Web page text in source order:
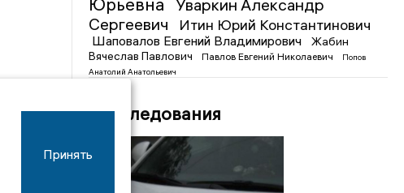
Уваркин Александр
Сергеевич
Итин Юрий Константинович
Шаповалов Евгений Владимирович
Жабин
Вячеслав Павлович
Павлов Евгений Николаевич
Попов
Анатолий Анатольевич
Расследования
Принять